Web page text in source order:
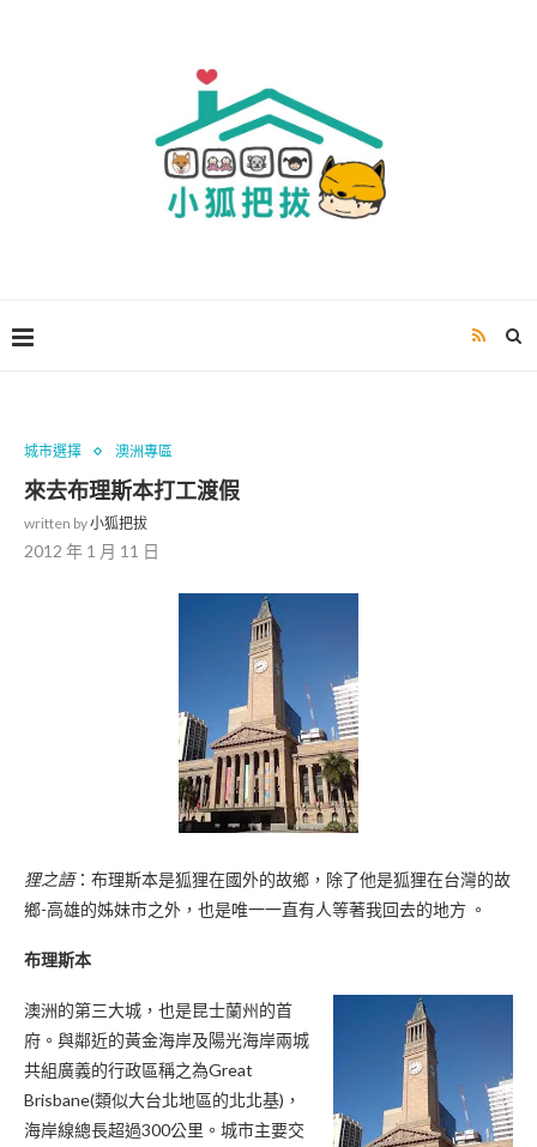
城市選擇 澳洲專區
來去布理斯本打工渡假
written by小狐把拔
2012 年 1 月 11 日
狸之語：布理斯本是狐狸在國外的故鄉，除了他是狐狸在台灣的故
鄉-高雄的姊妹市之外，也是唯一一直有人等著我回去的地方 。
布理斯本
澳洲的第三大城，也是昆士蘭州的首
府。與鄰近的黃金海岸及陽光海岸兩城
共組廣義的行政區稱之為Great
Brisbane(類似大台北地區的北北基)，
海岸線總長超過300公里。城市主要交